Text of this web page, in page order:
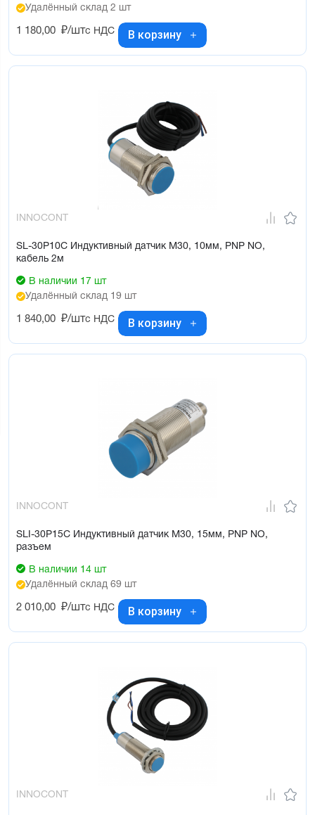
Удалённый склад 2 шт
1 180,00 ₽/штс НДС В корзину
INNOCONT
SL-30P10C Индуктивный датчик М30, 10мм, PNP NO,
кабель 2м
В наличии 17 шт
Удалённый склад 19 шт
1 840,00 ₽/штс НДС В корзину
INNOCONT
SLI-30P15C Индуктивный датчик М30, 15мм, PNP NO,
разъем
В наличии 14 шт
Удалённый склад 69 шт
2 010,00 ₽/штс НДС В корзину
INNOCONT